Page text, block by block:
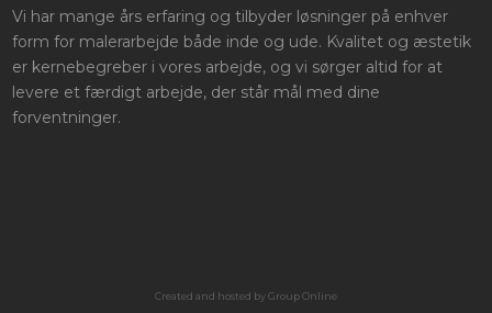
Vi har mange års erfaring og tilbyder løsninger på enhver
form for malerarbejde både inde og ude. Kvalitet og æstetik
er kernebegreber i vores arbejde, og vi sørger altid for at
levere et færdigt arbejde, der står mål med dine
forventninger.
Created and hosted by Group Online